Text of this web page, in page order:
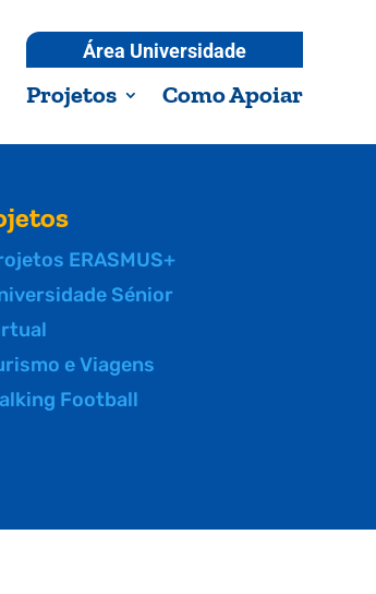
Área Universidade
Projetos Como Apoiar
ERASMUS+
Sénior
e Viagens
Football